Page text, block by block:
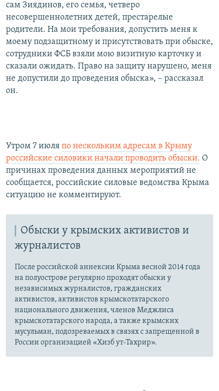
сам Зиядинов, его семья, четверо
несовершеннолетних детей, престарелые
родители. На мои требования, допустить меня к
моему подзащитному и присутствовать при обыске,
сотрудники ФСБ взяли мою визитную карточку и
сказали ожидать. Право на защиту нарушено, меня
не допустили до проведения обыска», – рассказал
он.
Утром 7 июля по нескольким адресам в Крыму
российские силовики начали проводить обыски. О
причинах проведения данных мероприятий не
сообщается, российские силовые ведомства Крыма
ситуацию не комментируют.
Обыски у крымских активистов и
журналистов
После российской аннексии Крыма весной 2014 года
на полуострове регулярно проходят обыски у
независимых журналистов, гражданских
активистов, активистов крымскотатарского
национального движения, членов Меджлиса
крымскотатарского народа, а также крымских
мусульман, подозреваемых в связях с запрещенной в
России организацией «Хизб ут-Тахрир».